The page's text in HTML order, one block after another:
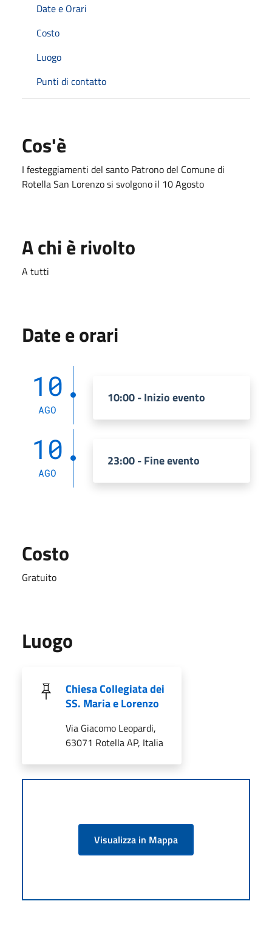
Date e Orari
Costo
Luogo
Punti di contatto
Cos'è
I festeggiamenti del santo Patrono del Comune di
Rotella San Lorenzo si svolgono il 10 Agosto
A chi è rivolto
A tutti
Date e orari
10
AGO
10:00 - Inizio evento
10
AGO
23:00 - Fine evento
Costo
Gratuito
Luogo
Chiesa Collegiata dei
SS. Maria e Lorenzo
Via Giacomo Leopardi,
63071 Rotella AP, Italia
Visualizza in Mappa